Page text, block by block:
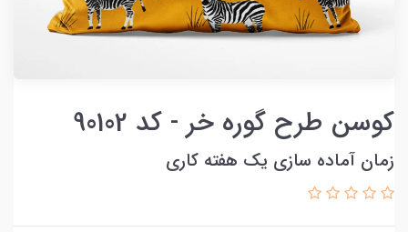
کوسن طرح گوره خر - کد 90102
زمان آماده سازی یک هفته کاری